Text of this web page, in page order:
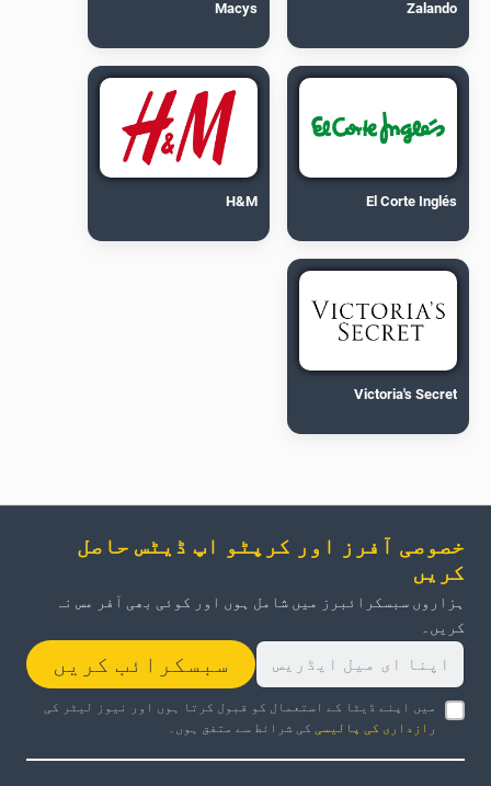
Zalando
Macys
El Corte Inglés
H&M
Victoria's Secret
خصوصی آفرز اور کرپٹو اپ ڈیٹس حاصل
کریں
ہزاروں سبسکرائبرز میں شامل ہوں اور کوئی بھی آفر مس نہ
کریں۔
سبسکرائب کریں
میں اپنے ڈیٹا کے استعمال کو قبول کرتا ہوں اور نیوز لیٹر کی
رازداری کی پالیسی
کی شرائط سے متفق ہوں۔